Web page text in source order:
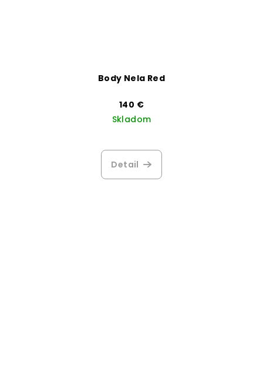
Body Nela Red
140 €
Skladom
Detail